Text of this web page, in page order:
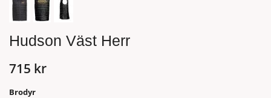
Hudson Väst Herr
715 kr
Brodyr